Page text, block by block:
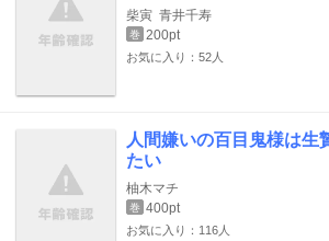
柴寅 青井千寿
巻 200pt
お気に入り：52人
人間嫌いの百目鬼様は生
たい
柚木マチ
巻 400pt
お気に入り：116人